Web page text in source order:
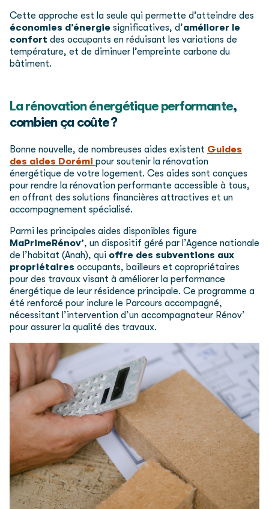
Cette approche est la seule qui permette d’atteindre des
économies d’énergie significatives, d’améliorer le
confort des occupants en réduisant les variations de
température, et de diminuer l’empreinte carbone du
bâtiment.
La rénovation énergétique performante,
combien ça coûte ?
Bonne nouvelle, de nombreuses aides existent Guides
des aides Dorémi pour soutenir la rénovation
énergétique de votre logement. Ces aides sont conçues
pour rendre la rénovation performante accessible à tous,
en offrant des solutions financières attractives et un
accompagnement spécialisé.
Parmi les principales aides disponibles figure
MaPrimeRénov’, un dispositif géré par l’Agence nationale
de l’habitat (Anah), qui offre des subventions aux
propriétaires occupants, bailleurs et copropriétaires
pour des travaux visant à améliorer la performance
énergétique de leur résidence principale. Ce programme a
été renforcé pour inclure le Parcours accompagné,
nécessitant l’intervention d’un accompagnateur Rénov’
pour assurer la qualité des travaux.